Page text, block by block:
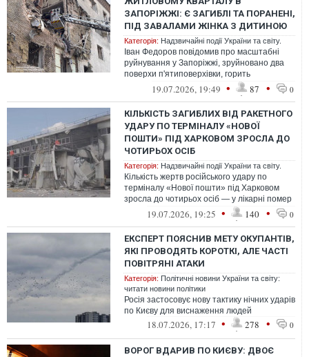
ЗАПОРІЖЖІ: Є ЗАГИБЛІ ТА ПОРАНЕНІ,
ПІД ЗАВАЛАМИ ЖІНКА З ДИТИНОЮ
Категорія: Надзвичайні події України та світу.
Іван Федоров повідомив про масштабні
руйнування у Запоріжжі, зруйновано два
поверхи п'ятиповерхівки, горить
логістичний термінал
19.07.2026, 19:49 • 87 • 0
КІЛЬКІСТЬ ЗАГИБЛИХ ВІД РАКЕТНОГО
УДАРУ ПО ТЕРМІНАЛУ «НОВОЇ
ПОШТИ» ПІД ХАРКОВОМ ЗРОСЛА ДО
ЧОТИРЬОХ ОСІБ
Категорія: Надзвичайні події України та світу.
Кількість жертв російського удару по
терміналу «Нової пошти» під Харковом
зросла до чотирьох осіб — у лікарні помер
25-річний хлопець, ще 12 поранених...
19.07.2026, 19:25 • 140 • 0
ЕКСПЕРТ ПОЯСНИВ МЕТУ ОКУПАНТІВ,
ЯКІ ПРОВОДЯТЬ КОРОТКІ, АЛЕ ЧАСТІ
ПОВІТРЯНІ АТАКИ
Категорія: Політичні новини України та світу:
читати новини політики
Росія застосовує нову тактику нічних ударів
по Києву для виснаження людей
18.07.2026, 17:17 • 278 • 0
ВОРОГ ВДАРИВ ПО КИЄВУ: ДВОЄ